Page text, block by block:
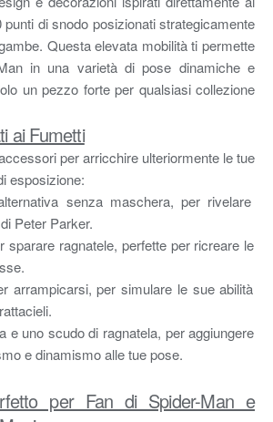
di snodo posizionati strategicamente
Questa elevata mobilità ti permette
in una varietà di pose dinamiche e
un pezzo forte per qualsiasi collezione
ai Fumetti
per arricchire ulteriormente le tue
esposizione:
senza maschera, per rivelare
Peter Parker.
sparare ragnatele, perfette per ricreare le
arrampicarsi, per simulare le sue abilità
e uno scudo di ragnatela, per aggiungere
e dinamismo alle tue pose.
per Fan di Spider-Man e